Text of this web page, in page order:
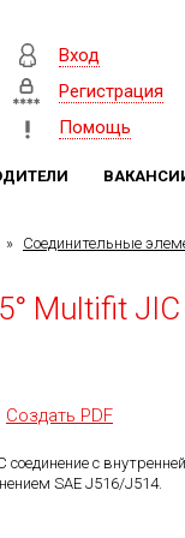
Вход
Регистрация
Помощь
» Соединительные
Multifit JIC
Создать PDF
соединение с
SAE J516/J514.